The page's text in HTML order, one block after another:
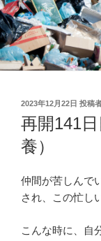
投
稿
日:
2023年12月22日 投稿
再開141
養）
仲間が苦しんで
され、この忙し
こんな時に、自